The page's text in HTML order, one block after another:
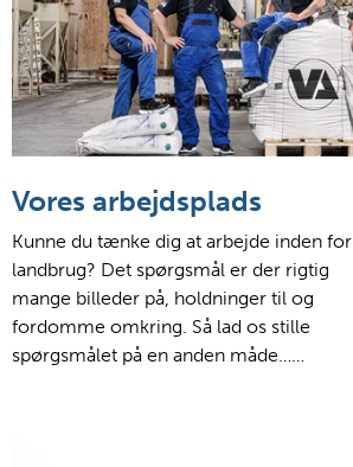
Vores arbejdsplads
Kunne du tænke dig at arbejde inden for
landbrug? Det spørgsmål er der rigtig
mange billeder på, holdninger til og
fordomme omkring. Så lad os stille
spørgsmålet på en anden måde……